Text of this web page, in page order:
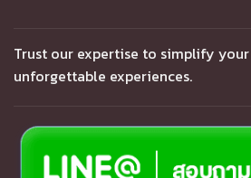
Trust our expertise to simplify
unforgettable experiences.